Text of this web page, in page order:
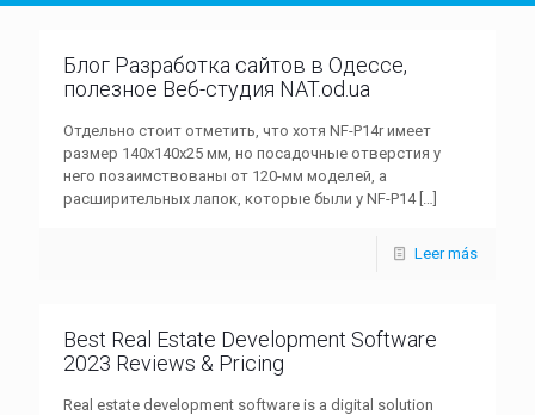
Блог Разработка сайтов в Одессе,
полезное Веб-студия NAT.od.ua
Отдельно стоит отметить, что хотя NF-P14r имеет
размер 140х140х25 мм, но посадочные отверстия у
него позаимствованы от 120-мм моделей, а
расширительных лапок, которые были у NF-P14[…]
Leer más
Best Real Estate Development Software
2023 Reviews & Pricing
Real estate development software is a digital solution